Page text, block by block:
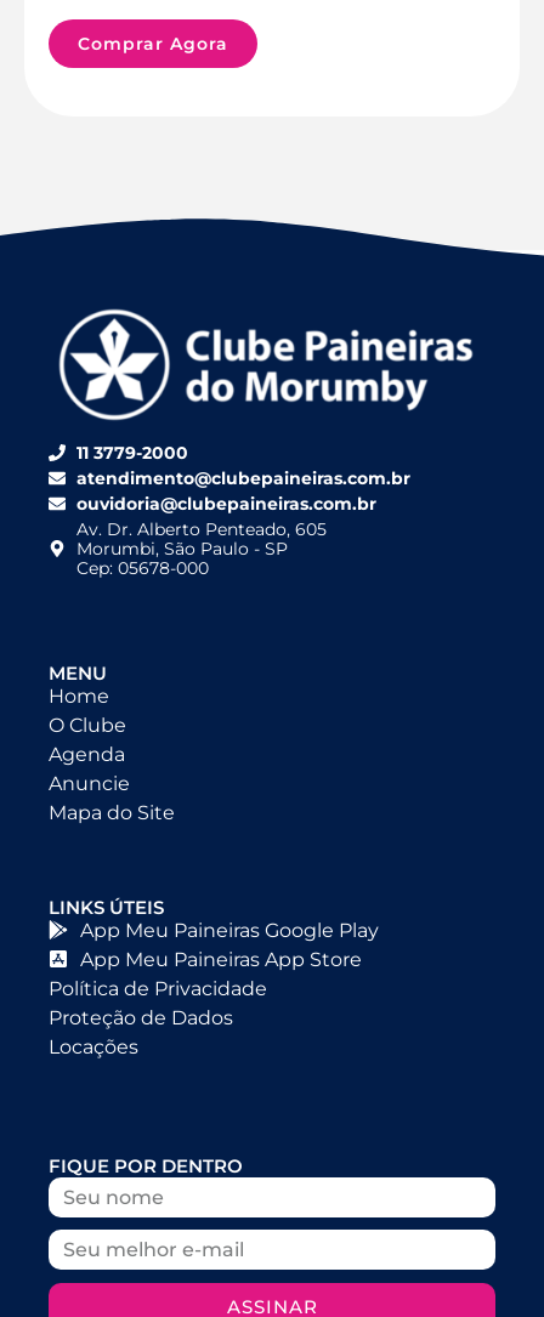
Comprar Agora
11 3779-2000
atendimento@clubepaineiras.com.br
ouvidoria@clubepaineiras.com.br
Av. Dr. Alberto Penteado, 605
Morumbi, São Paulo - SP
Cep: 05678-000
MENU
Home
O Clube
Agenda
Anuncie
Mapa do Site
LINKS ÚTEIS
App Meu Paineiras Google Play
App Meu Paineiras App Store
Política de Privacidade
Proteção de Dados
Locações
FIQUE POR DENTRO
ASSINAR